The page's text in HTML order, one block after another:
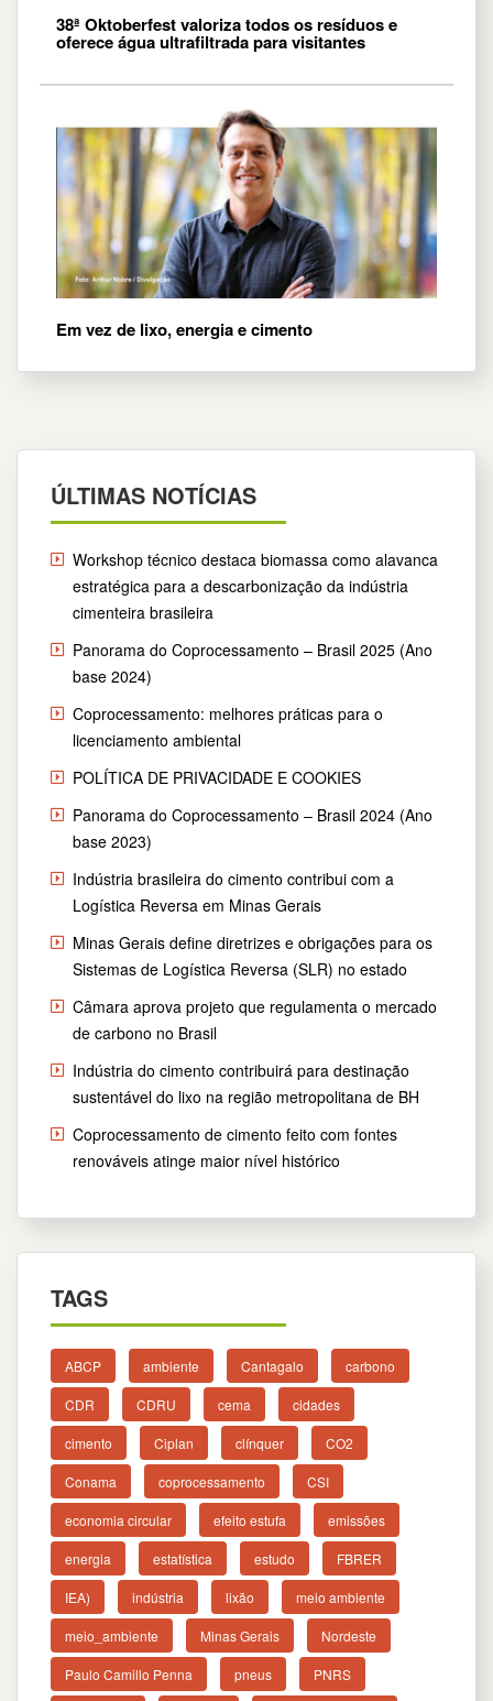
38ª Oktoberfest valoriza todos os resíduos e
oferece água ultrafiltrada para visitantes
Em vez de lixo, energia e cimento
ÚLTIMAS NOTÍCIAS
Workshop técnico destaca biomassa como alavanca
estratégica para a descarbonização da indústria
cimenteira brasileira
Panorama do Coprocessamento – Brasil 2025 (Ano
base 2024)
Coprocessamento: melhores práticas para o
licenciamento ambiental
POLÍTICA DE PRIVACIDADE E COOKIES
Panorama do Coprocessamento – Brasil 2024 (Ano
base 2023)
Indústria brasileira do cimento contribui com a
Logística Reversa em Minas Gerais
Minas Gerais define diretrizes e obrigações para os
Sistemas de Logística Reversa (SLR) no estado
Câmara aprova projeto que regulamenta o mercado
de carbono no Brasil
Indústria do cimento contribuirá para destinação
sustentável do lixo na região metropolitana de BH
Coprocessamento de cimento feito com fontes
renováveis atinge maior nível histórico
TAGS
ABCP ambiente Cantagalo carbono
CDR CDRU cema cidades
cimento Ciplan clínquer CO2
Conama coprocessamento CSI
economia circular efeito estufa emissões
energia estatística estudo FBRER
IEA) indústria lixão meio ambiente
meio_ambiente Minas Gerais Nordeste
Paulo Camillo Penna pneus PNRS